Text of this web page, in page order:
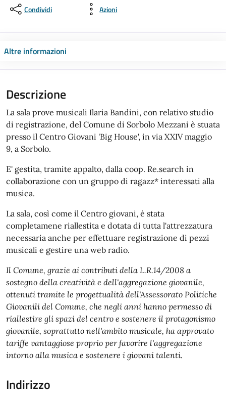
Condividi Azioni
Altre informazioni
Descrizione
La sala prove musicali Ilaria Bandini, con relativo studio
di registrazione, del Comune di Sorbolo Mezzani è stuata
presso il Centro Giovani 'Big House', in via XXIV maggio
9, a Sorbolo.
E' gestita, tramite appalto, dalla coop. Re.search in
collaborazione con un gruppo di ragazz* interessati alla
musica.
La sala, così come il Centro giovani, è stata
completamene riallestita e dotata di tutta l'attrezzatura
necessaria anche per effettuare registrazione di pezzi
musicali e gestire una web radio.
Il Comune, grazie ai contributi della L.R.14/2008 a
sostegno della creatività e dell'aggregazione giovanile,
ottenuti tramite le progettualità dell'Assessorato Politiche
Giovanili del Comune, che negli anni hanno permesso di
riallestire gli spazi del centro e sostenere il protagonismo
giovanile, soprattutto nell'ambito musicale, ha approvato
tariffe vantaggiose proprio per favorire l'aggregazione
intorno alla musica e sostenere i giovani talenti.
Indirizzo